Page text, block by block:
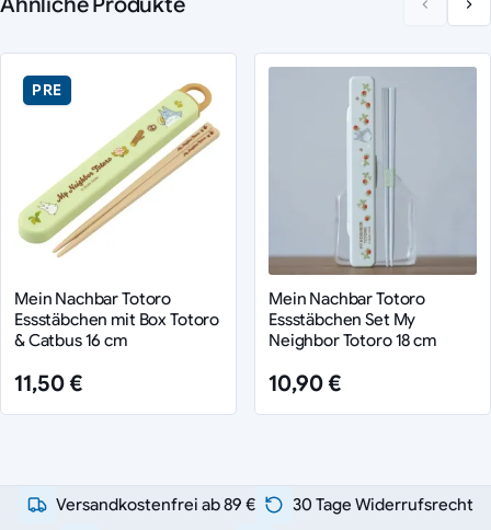
PRE
Mein Nachbar Totoro
Essstäbchen mit Box Totoro
& Catbus 16 cm
11,50 €
Mein Nachbar Totoro
Essstäbchen Set My
Neighbor Totoro 18 cm
10,90 €
Versandkostenfrei ab 89 €
30 Tage Widerrufsrecht